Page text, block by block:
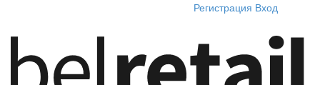
Регистрация Вход